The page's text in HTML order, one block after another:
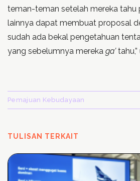
teman-teman setelah mereka tahu
lainnya dapat membuat proposal
sudah ada bekal pengetahuan
yang sebelumnya mereka ga’tahu,”
Pemajuan Kebudayaan
TULISAN TERKAIT